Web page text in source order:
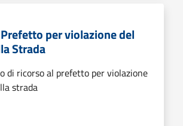
per violazione del
Strada
di ricorso al prefetto per violazione
strada